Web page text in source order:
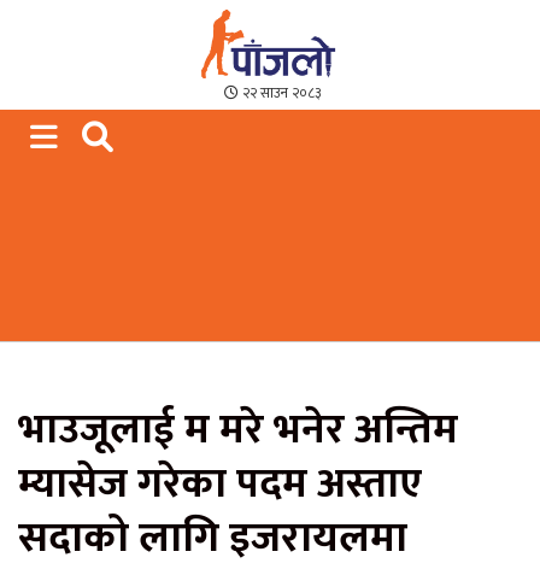
Paajalo News
We are from Far West Nepal
२२ साउन २०८३
भाउजूलाई म मरे भनेर अन्तिम
म्यासेज गरेका पदम अस्ताए
सदाको लागि इजरायलमा